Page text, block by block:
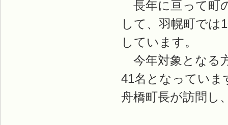
長年に亘って町
して、羽幌町では
しています。
今年対象となる
41名となっていま
舟橋町長が訪問し